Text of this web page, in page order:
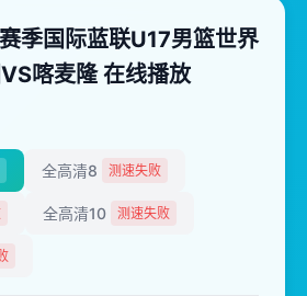
季国际蓝联U17男篮世界
喀麦隆 在线播放
全高清8 测速失败
全高清10 测速失败